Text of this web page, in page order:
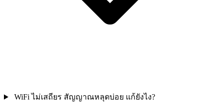
WiFi ไม่เสถียร สัญญาณหลุดบ่อย แก้ยังไง?